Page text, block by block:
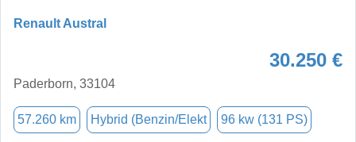
Renault Austral
30.250 €
Paderborn, 33104
57.260 km Hybrid (Benzin/Elekt 96 kw (131 PS)